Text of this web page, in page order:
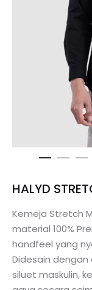
HALYD
Kemeja Stretch
material 100%
handfeel yang
Didesain
siluet maskulin,